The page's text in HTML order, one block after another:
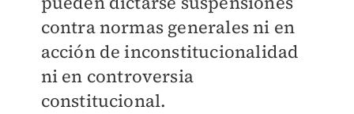
contra normas generales ni en
acción de inconstitucionalidad
ni en controversia
constitucional.